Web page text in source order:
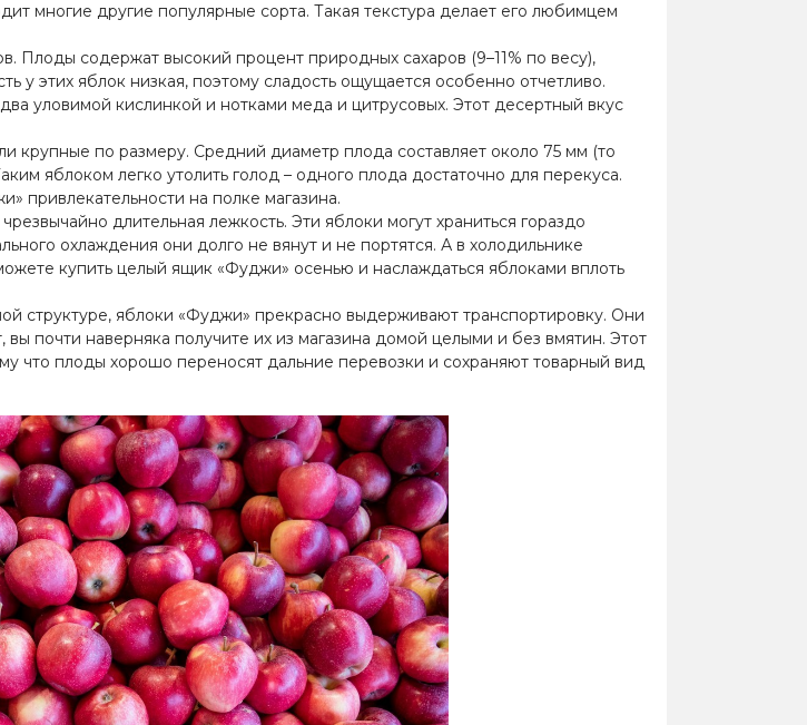
многие другие популярные сорта. Такая текстура делает его любимцем
Плоды содержат высокий процент природных сахаров (9–11% по весу),
у этих яблок низкая, поэтому сладость ощущается особенно отчетливо.
уловимой кислинкой и нотками меда и цитрусовых. Этот десертный вкус
крупные по размеру. Средний диаметр плода составляет около 75 мм (то
яблоком легко утолить голод – одного плода достаточно для перекуса.
привлекательности на полке магазина.
длительная лежкость. Эти яблоки могут храниться гораздо
охлаждения они долго не вянут и не портятся. А в холодильнике
купить целый ящик «Фуджи» осенью и наслаждаться яблоками вплоть
структуре, яблоки «Фуджи» прекрасно выдерживают транспортировку. Они
почти наверняка получите их из магазина домой целыми и без вмятин. Этот
что плоды хорошо переносят дальние перевозки и сохраняют товарный вид